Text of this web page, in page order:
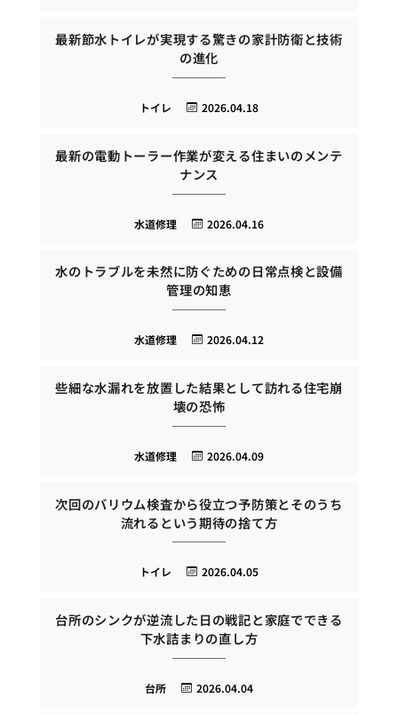
最新節水トイレが実現する驚きの家計防衛と技術
の進化
2026.04.18
トイレ
最新の電動トーラー作業が変える住まいのメンテ
ナンス
2026.04.16
水道修理
水のトラブルを未然に防ぐための日常点検と設備
管理の知恵
2026.04.12
水道修理
些細な水漏れを放置した結果として訪れる住宅崩
壊の恐怖
2026.04.09
水道修理
次回のバリウム検査から役立つ予防策とそのうち
流れるという期待の捨て方
2026.04.05
トイレ
台所のシンクが逆流した日の戦記と家庭でできる
下水詰まりの直し方
2026.04.04
台所